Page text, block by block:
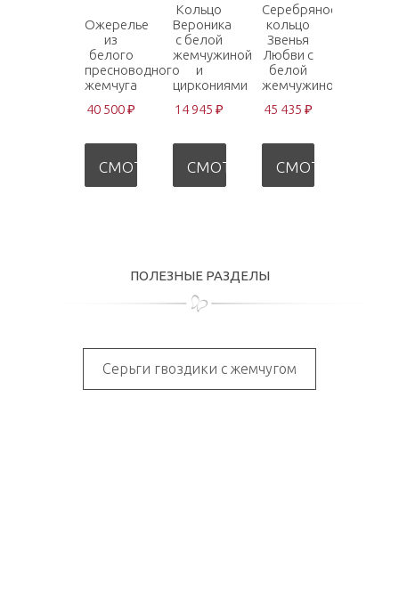
Ожерелье
из
белого
пресноводного
жемчуга
40 500 ₽
СМОТРЕТЬ
Кольцо
Вероника
с белой
жемчужиной
и
циркониями
14 945 ₽
СМОТРЕТЬ
Серебряное
кольцо
Звенья
Любви с
белой
жемчужиной
45 435 ₽
СМОТРЕТЬ
ПОЛЕЗНЫЕ РАЗДЕЛЫ
Серьги гвоздики с жемчугом